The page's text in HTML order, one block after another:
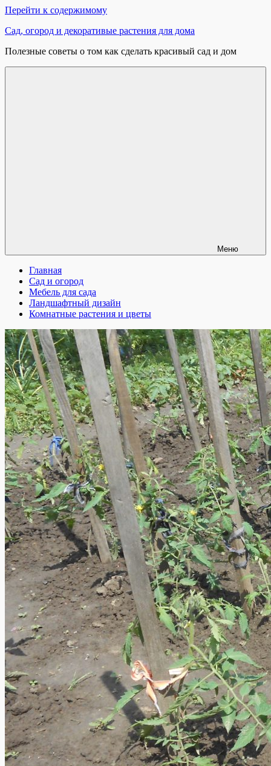
Перейти к содержимому
Сад, огород и декоративые растения для дома
Полезные советы о том как сделать красивый сад и дом
Меню
Главная
Сад и огород
Мебель для сада
Ландшафтный дизайн
Комнатные растения и цветы